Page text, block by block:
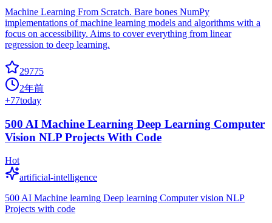
Machine Learning From Scratch. Bare bones NumPy
implementations of machine learning models and algorithms with a
focus on accessibility. Aims to cover everything from linear
regression to deep learning.
29775
2年前
+77today
500 AI Machine Learning Deep Learning Computer
Vision NLP Projects With Code
Hot
artificial-intelligence
500 AI Machine learning Deep learning Computer vision NLP
Projects with code